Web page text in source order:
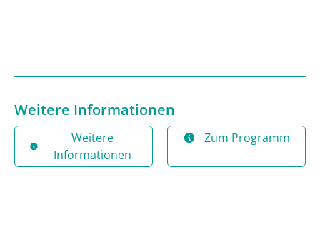
Weitere Informationen
Weitere
Informationen
Zum Programm